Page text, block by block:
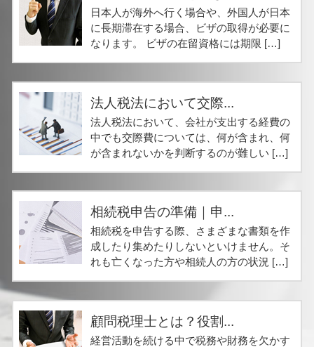
日本人が海外へ行く場合や、外国人が日本
に長期滞在する場合、ビザの取得が必要に
なります。 ビザの在留資格には期限 […]
法人税法において交際...
法人税法において、会社が支出する経費の
中でも交際費については、何が含まれ、何
が含まれないかを判断するのが難しい […]
相続税申告の準備｜申...
相続税を申告する際、さまざまな書類を作
成したり集めたりしないといけません。そ
れも亡くなった方や相続人の方の状況 […]
顧問税理士とは？役割...
経営活動を続ける中で税務や財務を欠かす